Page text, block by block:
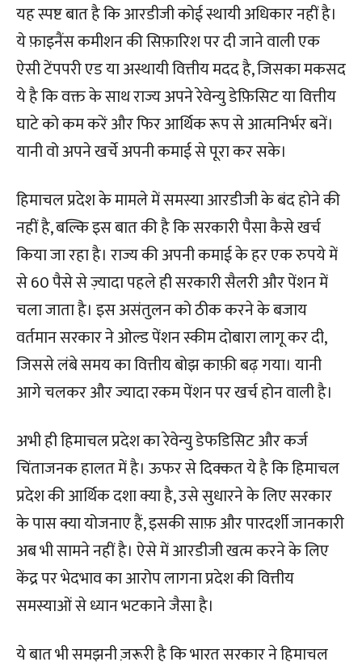
यह स्पष्ट बात है कि आरडीजी कोई स्थायी अधिकार नहीं है।
ये फ़ाइनैंस कमीशन की सिफ़ारिश पर दी जाने वाली एक
ऐसी टेंपपरी एड या अस्थायी वित्तीय मदद है, जिसका मकसद
ये है कि वक्त के साथ राज्य अपने रेवेन्यु डेफ़िसिट या वित्तीय
घाटे को कम करें और फिर आर्थिक रूप से आत्मनिर्भर बनें।
यानी वो अपने खर्चे अपनी कमाई से पूरा कर सके।
हिमाचल प्रदेश के मामले में समस्या आरडीजी के बंद होने की
नहीं है, बल्कि इस बात की है कि सरकारी पैसा कैसे खर्च
किया जा रहा है। राज्य की अपनी कमाई के हर एक रुपये में
से 60 पैसे से ज़्यादा पहले ही सरकारी सैलरी और पेंशन में
चला जाता है। इस असंतुलन को ठीक करने के बजाय
वर्तमान सरकार ने ओल्ड पेंशन स्कीम दोबारा लागू कर दी,
जिससे लंबे समय का वित्तीय बोझ काफ़ी बढ़ गया। यानी
आगे चलकर और ज्यादा रकम पेंशन पर खर्च होन वाली है।
अभी ही हिमाचल प्रदेश का रेवेन्यु डेफडिसिट और कर्ज
चिंताजनक हालत में है। ऊफर से दिक्कत ये है कि हिमाचल
प्रदेश की आर्थिक दशा क्या है, उसे सुधारने के लिए सरकार
के पास क्या योजनाए हैं, इसकी साफ़ और पारदर्शी जानकारी
अब भी सामने नहीं है। ऐसे में आरडीजी खत्म करने के लिए
केंद्र पर भेदभाव का आरोप लागना प्रदेश की वित्तीय
समस्याओं से ध्यान भटकाने जैसा है।
ये बात भी समझनी ज़रूरी है कि भारत सरकार ने हिमाचल